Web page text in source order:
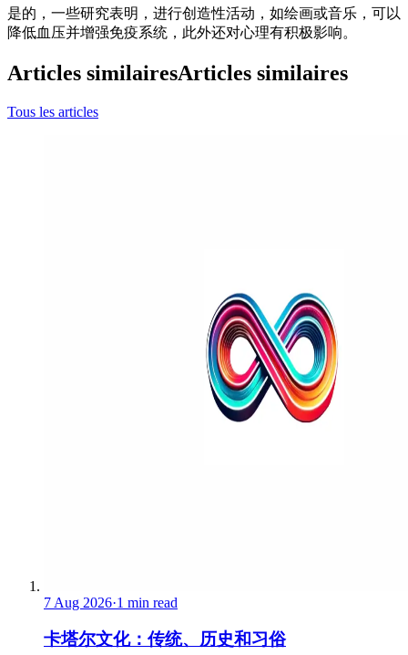
是的，一些研究表明，进行创造性活动，如绘画或音乐，可以
降低血压并增强免疫系统，此外还对心理有积极影响。
Articles similairesArticles similaires
Tous les articles
7 Aug 2026·1 min read
卡塔尔文化：传统、历史和习俗